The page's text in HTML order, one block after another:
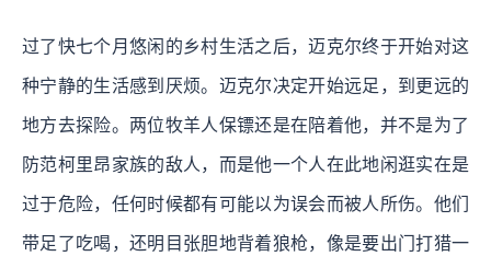
过了快七个月悠闲的乡村生活之后，迈克尔终于开始对这
种宁静的生活感到厌烦。迈克尔决定开始远足，到更远的
地方去探险。两位牧羊人保镖还是在陪着他，并不是为了
防范柯里昂家族的敌人，而是他一个人在此地闲逛实在是
过于危险，任何时候都有可能以为误会而被人所伤。他们
带足了吃喝，还明目张胆地背着狼枪，像是要出门打猎一